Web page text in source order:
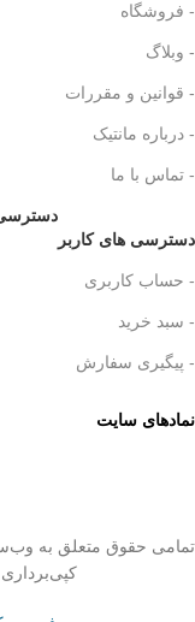
- فروشگاه
- وبلاگ
- قوانین و مقررات
- درباره مانتیک
- تماس با ما
دسترسی های کاربر
دسترسی
- حساب کاربری
- سبد خرید
- پیگیری سفارش
نمادهای سایت
تمامی حقوق متعلق به